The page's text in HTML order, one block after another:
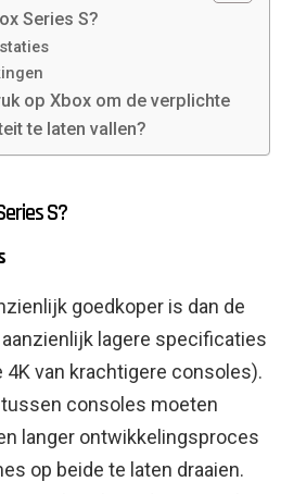
Series S?
op Xbox om de verplichte
te laten vallen?
S?
goedkoper is dan de
lagere specificaties
4K van krachtigere consoles).
consoles moeten
langer ontwikkelingsproces
op beide te laten draaien.